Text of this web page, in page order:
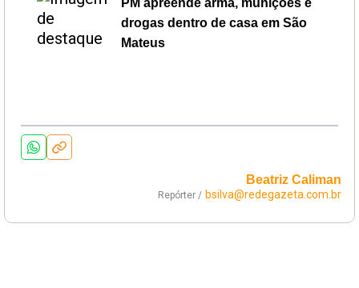
PM apreende arma, munições e
drogas dentro de casa em São
Mateus
Beatriz Caliman
Repórter / bsilva@redegazeta.com.br